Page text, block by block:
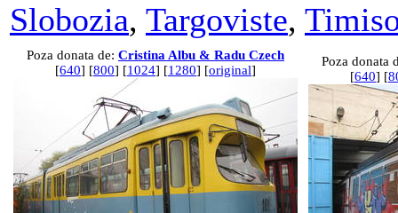
Slobozia, Targoviste,
Poza donata de: Cristina Albu & Radu Czech
[640] [800] [1024] [1280] [original]
Poza donata
[640] [